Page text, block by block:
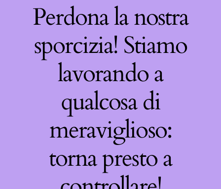
Perdona la nostra
sporcizia! Stiamo
lavorando a
qualcosa di
meraviglioso:
torna presto a